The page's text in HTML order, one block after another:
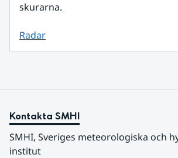
skurarna.
Radar
Kontakta SMHI
SMHI, Sveriges meteorologiska och
institut